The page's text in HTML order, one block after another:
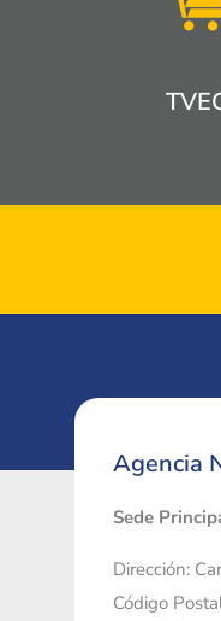
Agencia
Sede
Dirección:
Código